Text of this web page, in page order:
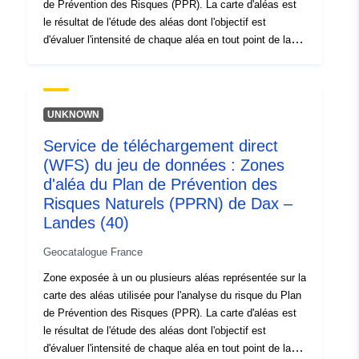
de Prévention des Risques (PPR). La carte d'aléas est
le résultat de l'étude des aléas dont l'objectif est
d'évaluer l'intensité de chaque aléa en tout point de la
de zones sur le périmètre d'étude constituant un zonage
gradué en fonction du niveau de l'aléa. L'attribution d'un
compte la probabilité d'occurrence du phénomène
dangereux et son degré d'intensité. Pour les PPRN
multi-aléas, chaque zone est usuellement repérée sur la
carte d'aléa par un code pour chaque aléa auquel elle
est exposée. Toutes les zones d'aléa représentées sur
la carte des aléas sont incluses. Les zones protégées
par des ouvrages de protection doivent être
elles sont toujours considérées soumises à l'aléa (cas
de rupture ou d'insuffisance de l'ouvrage). Les zones
d'aléas peuvent être qualifiées de données élaborées
dans la mesure où elles résultent d'une synthèse
UNKNOWN
Service de téléchargement direct
(WFS) du jeu de données : Zones
d'aléa du Plan de Prévention des
Risques Naturels (PPRN) de Dax –
Landes (40)
Geocatalogue France
Zone exposée à un ou plusieurs aléas représentée sur la
carte des aléas utilisée pour l'analyse du risque du Plan
de Prévention des Risques (PPR). La carte d'aléas est
le résultat de l'étude des aléas dont l'objectif est
d'évaluer l'intensité de chaque aléa en tout point de la